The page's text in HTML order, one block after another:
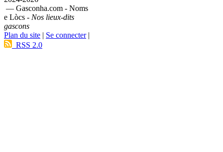
— Gasconha.com - Noms
e Lòcs - Nos lieux-dits
gascons
Plan du site | Se connecter|
RSS 2.0